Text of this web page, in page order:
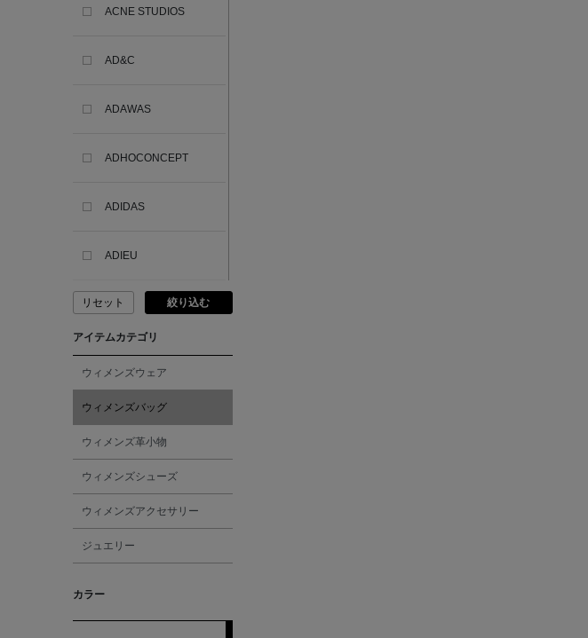
ACNE STUDIOS
AD&C
ADAWAS
ADHOCONCEPT
ADIDAS
ADIEU
ADLIN HUE
ADVISORY BOARD
CRYSTALS
AKIKO OGAWA.
ALBERT THURSTON
リセット 絞り込む
アイテムカテゴリ
ウィメンズウェア
ウィメンズバッグ
ウィメンズ革小物
ウィメンズシューズ
ウィメンズアクセサリー
ジュエリー
カラー